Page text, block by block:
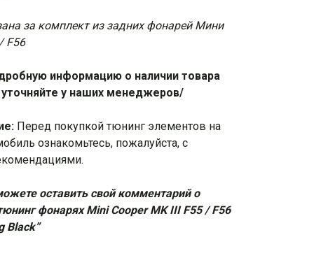
за комплект из задних фонарей Мини
F56
информацию о наличии товара
уточняйте у наших менеджеров/
Перед покупкой тюнинг элементов на
ознакомьтесь, пожалуйста, с
.
оставить свой комментарий о
фонарях Mini Cooper MK III F55 / F56
Black”